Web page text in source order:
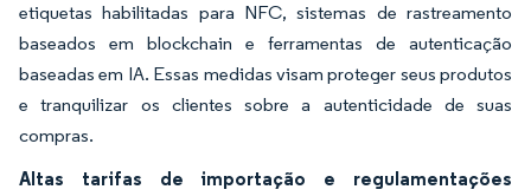
etiquetas habilitadas para NFC, sistemas de rastreamento
baseados em blockchain e ferramentas de autenticação
baseadas em IA. Essas medidas visam proteger seus produtos
e tranquilizar os clientes sobre a autenticidade de suas
compras.
Altas tarifas de importação e regulamentações